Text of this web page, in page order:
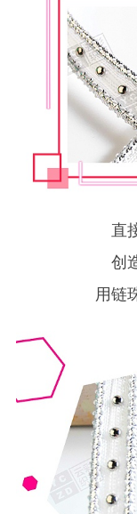
直
创
用链